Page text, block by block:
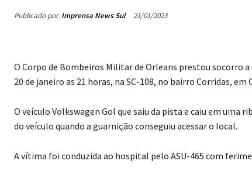
Publicado por Imprensa News Sul 21/01/2023
O Corpo de Bombeiros Militar de Orleans prestou socorro
20 de janeiro as 21 horas, na SC-108, no bairro Corridas, em
O veículo Volkswagen Gol que saiu da pista e caiu em
do veículo quando a guarnição conseguiu acessar o local.
A vítima foi conduzida ao hospital pelo ASU-465 com